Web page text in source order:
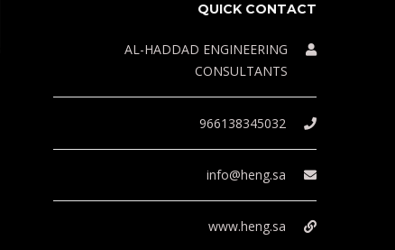
QUICK CONTACT
AL-HADDAD ENGINEERING
CONSULTANTS
966138345032
info@heng.sa
www.heng.sa